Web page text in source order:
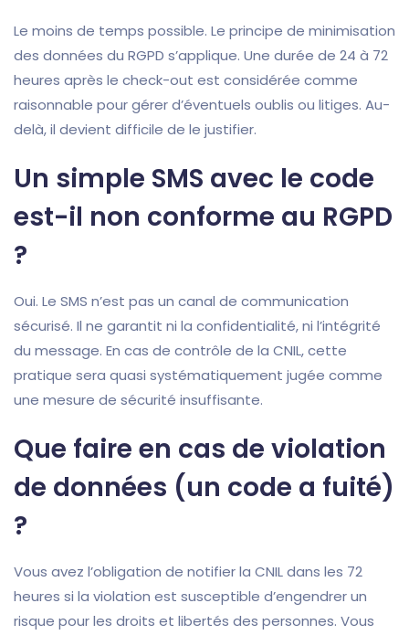
Le moins de temps possible. Le principe de minimisation
des données du RGPD s’applique. Une durée de 24 à 72
heures après le check-out est considérée comme
raisonnable pour gérer d’éventuels oublis ou litiges. Au-
delà, il devient difficile de le justifier.
Un simple SMS avec le code
est-il non conforme au RGPD
?
Oui. Le SMS n’est pas un canal de communication
sécurisé. Il ne garantit ni la confidentialité, ni l’intégrité
du message. En cas de contrôle de la CNIL, cette
pratique sera quasi systématiquement jugée comme
une mesure de sécurité insuffisante.
Que faire en cas de violation
de données (un code a fuité)
?
Vous avez l’obligation de notifier la CNIL dans les 72
heures si la violation est susceptible d’engendrer un
risque pour les droits et libertés des personnes. Vous